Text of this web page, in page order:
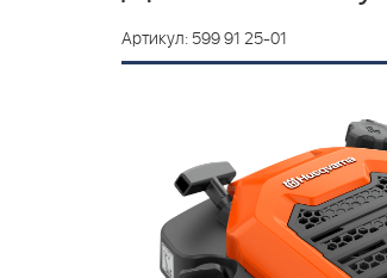
Артикул: 599 91 25-01